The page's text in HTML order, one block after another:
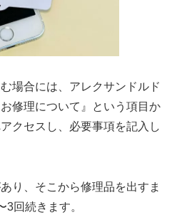
場合には、アレクサンドルド
修理について』という項目か
クセスし、必要事項を記入し
り、そこから修理品を出すま
回続きます。